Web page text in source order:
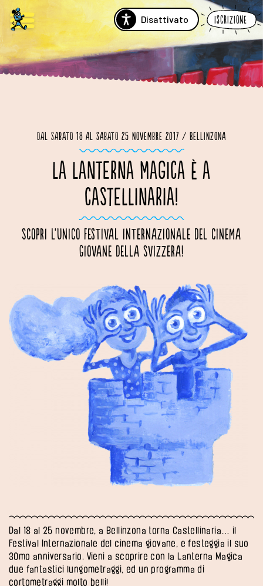
Disattivato Iscrizione
Dal sabato 18 al sabato 25 novembre 2017 / Bellinzona
LA LANTERNA MAGICA È A
CASTELLINARIA!
Scopri l'unico festival internazionale del cinema
giovane della Svizzera!
Dal 18 al 25 novembre, a Bellinzona torna Castellinaria… il
Festival Internazionale del cinema giovane, e festeggia il suo
30mo anniversario. Vieni a scoprire con la Lanterna Magica
due fantastici lungometraggi, ed un programma di
cortometraggi molto belli!